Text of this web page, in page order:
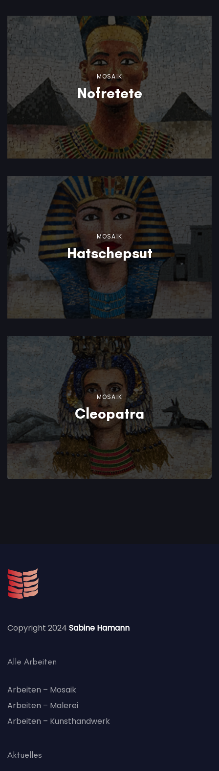
MOSAIK
Nofretete
MOSAIK
Hatschepsut
MOSAIK
Cleopatra
Copyright 2024 Sabine Hamann
Alle Arbeiten
Arbeiten – Mosaik
Arbeiten – Malerei
Arbeiten – Kunsthandwerk
Aktuelles